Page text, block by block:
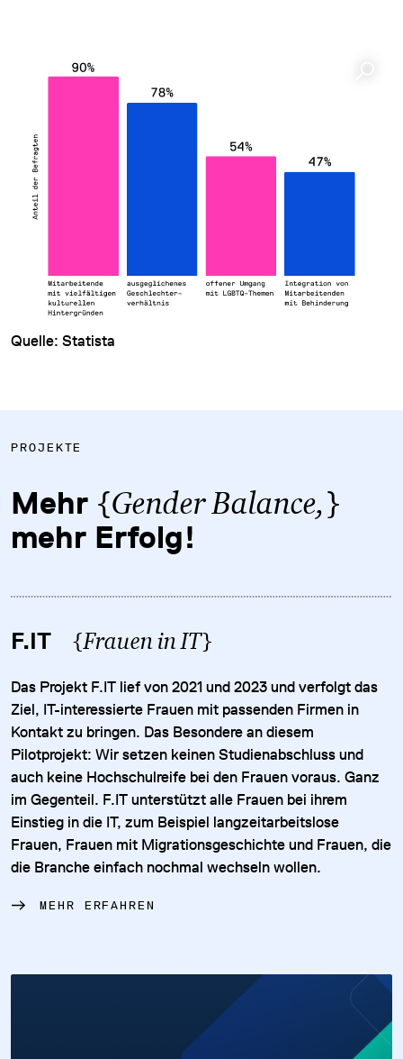
Quelle: Statista
PROJEKTE
Mehr {Gender Balance,}
mehr Erfolg!
F.IT {Frauen in IT}
Das Projekt F.IT lief von 2021 und 2023 und verfolgt das
Ziel, IT-interessierte Frauen mit passenden Firmen in
Kontakt zu bringen. Das Besondere an diesem
Pilotprojekt: Wir setzen keinen Studienabschluss und
auch keine Hochschulreife bei den Frauen voraus. Ganz
im Gegenteil. F.IT unterstützt alle Frauen bei ihrem
Einstieg in die IT, zum Beispiel langzeitarbeitslose
Frauen, Frauen mit Migrationsgeschichte und Frauen, die
die Branche einfach nochmal wechseln wollen.
MEHR ERFAHREN